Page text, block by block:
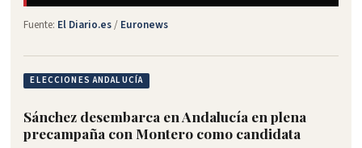
Fuente: El Diario.es/ Euronews
ELECCIONES ANDALUCÍA
Sánchez desembarca en Andalucía en plena
precampaña con Montero como candidata